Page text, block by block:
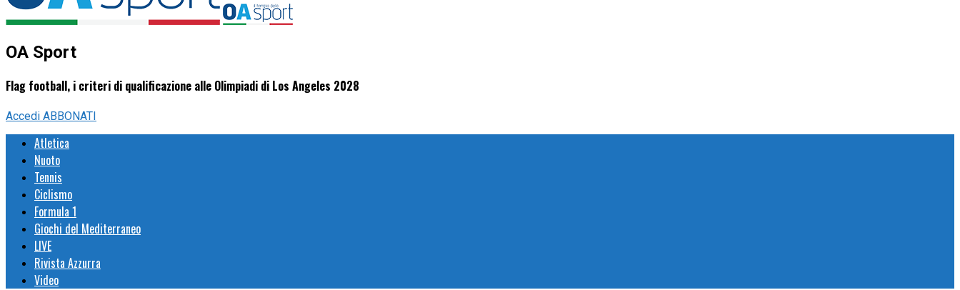
OA Sport
Flag football, i criteri di qualificazione alle Olimpiadi di Los Angeles 2028
Accedi ABBONATI
Atletica
Nuoto
Tennis
Ciclismo
Formula 1
Giochi del Mediterraneo
LIVE
Rivista Azzurra
Video